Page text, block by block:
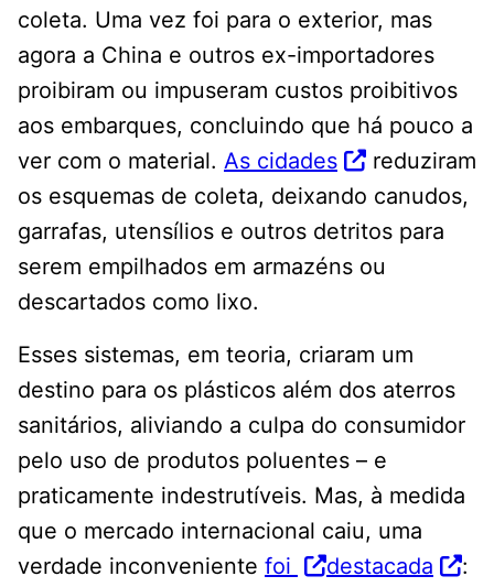
coleta. Uma vez foi para o exterior, mas
agora a China e outros ex-importadores
proibiram ou impuseram custos proibitivos
aos embarques, concluindo que há pouco a
ver com o material. As cidades
reduziram
os esquemas de coleta, deixando canudos,
garrafas, utensílios e outros detritos para
serem empilhados em armazéns ou
descartados como lixo.
Esses sistemas, em teoria, criaram um
destino para os plásticos além dos aterros
sanitários, aliviando a culpa do consumidor
pelo uso de produtos poluentes – e
praticamente indestrutíveis. Mas, à medida
que o mercado internacional caiu, uma
verdade inconveniente foi destacada
: